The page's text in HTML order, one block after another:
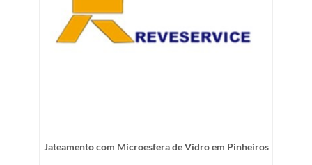
Jateamento com Microesfera de Vidro em Pinheiros